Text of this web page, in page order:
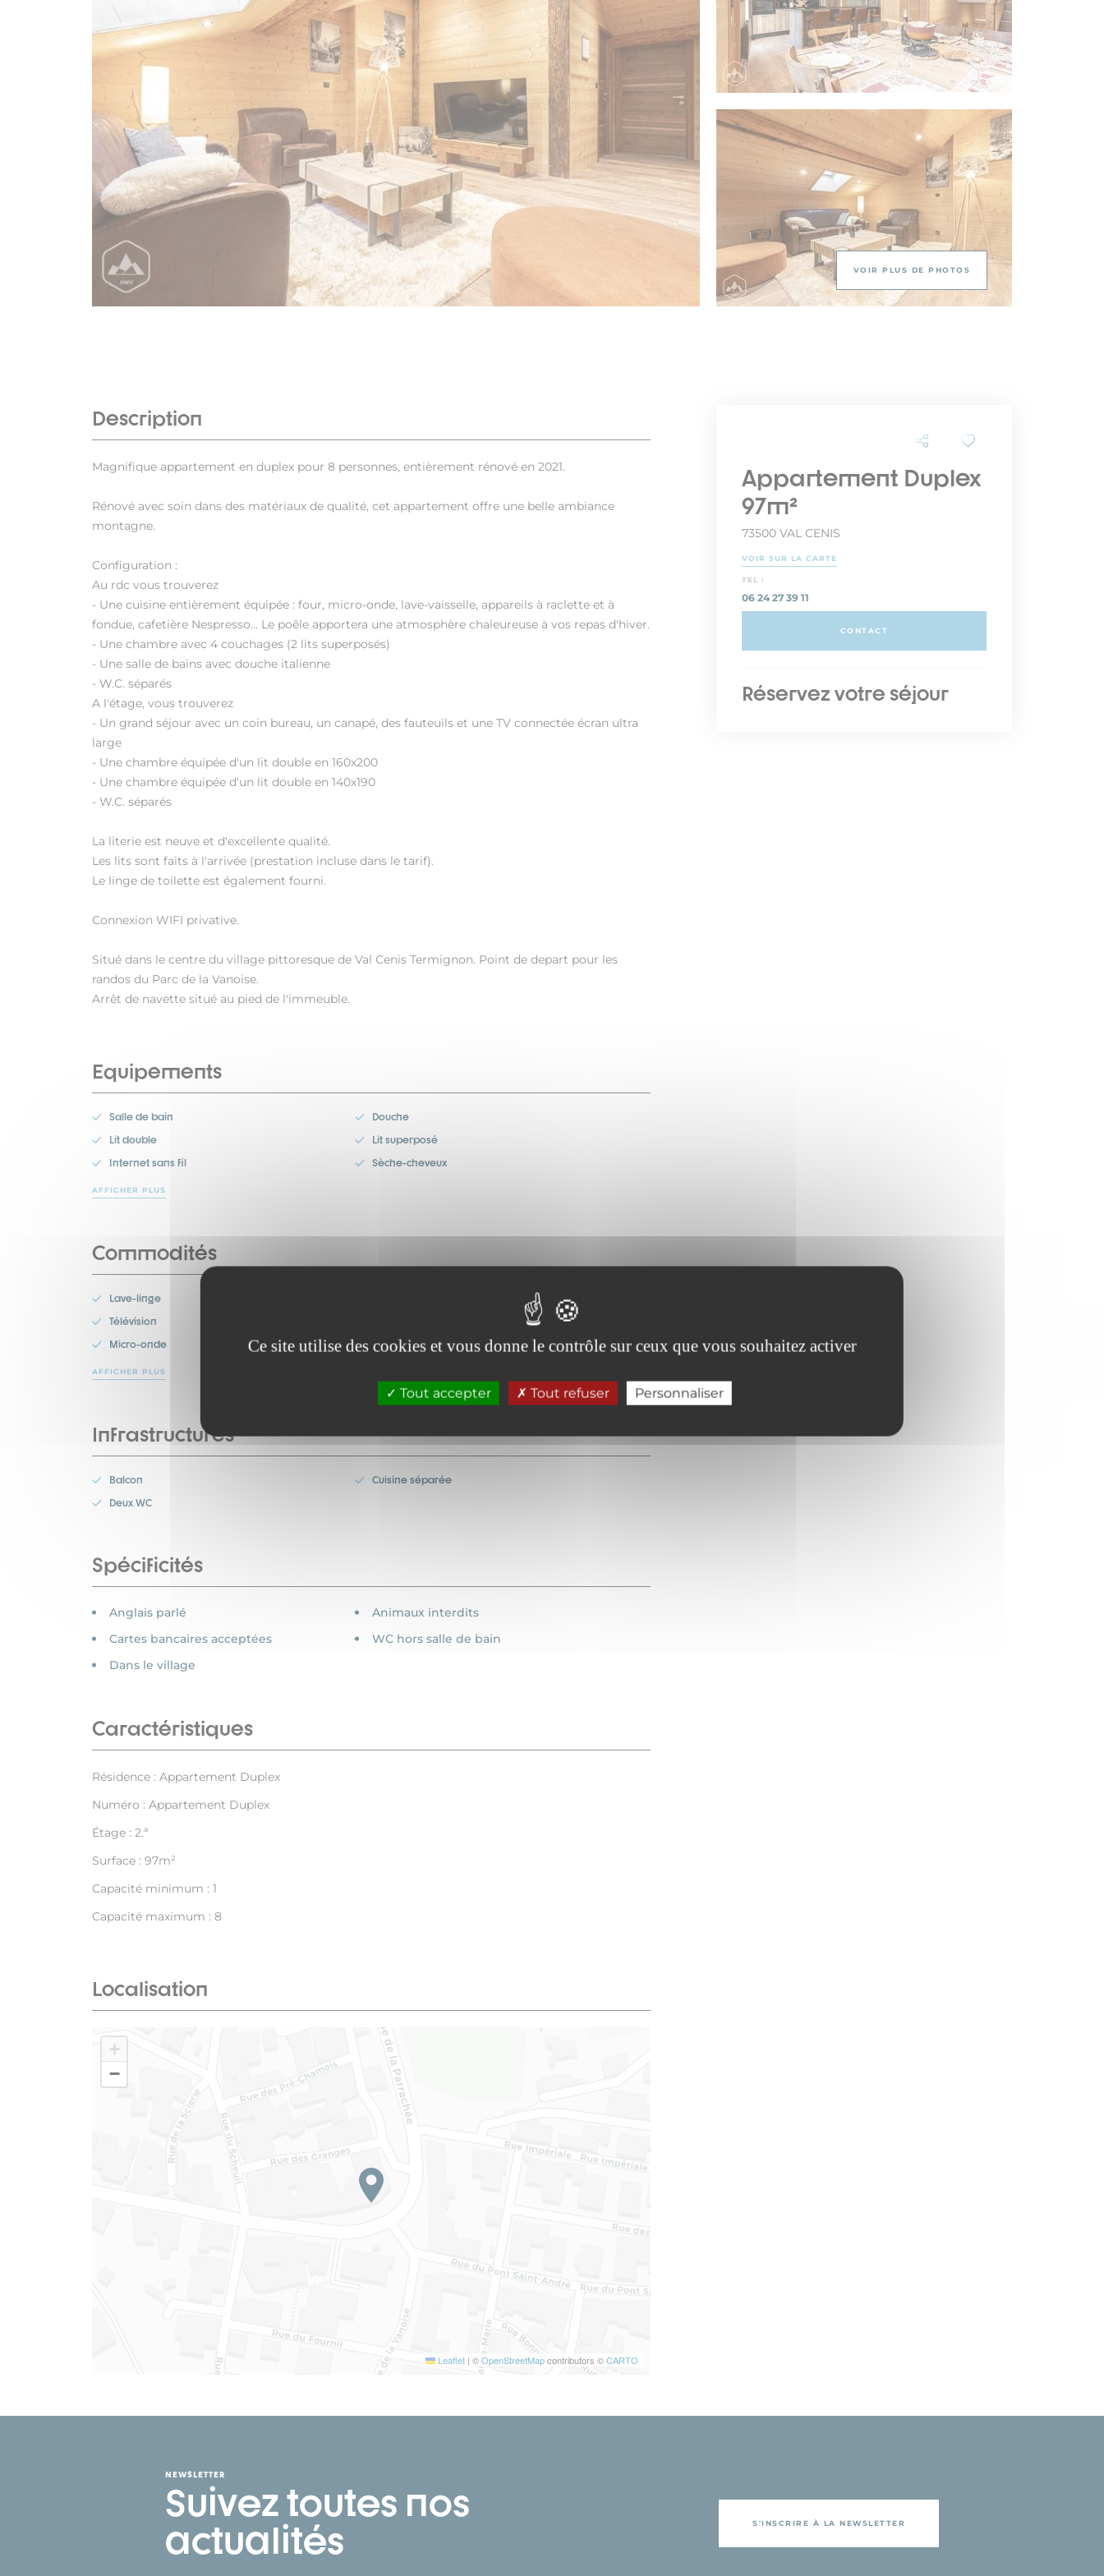
Ce site utilise des cookies et vous donne le contrôle sur ceux que vous souhaitez activer
Tout accepter Tout refuser Personnaliser
VOIR PLUS DE PHOTOS
Description
Magnifique appartement en duplex pour 8 personnes, entièrement rénové en 2021.
Rénové avec soin dans des matériaux de qualité, cet appartement offre une belle ambiance
montagne.
Configuration :
Au rdc vous trouverez
- Une cuisine entièrement équipée : four, micro-onde, lave-vaisselle, appareils à raclette et à
fondue, cafetière Nespresso... Le poêle apportera une atmosphère chaleureuse à vos repas d'hiver.
- Une chambre avec 4 couchages (2 lits superposés)
- Une salle de bains avec douche italienne
- W.C. séparés
A l'étage, vous trouverez
- Un grand séjour avec un coin bureau, un canapé, des fauteuils et une TV connectée écran ultra
large
- Une chambre équipée d'un lit double en 160x200
- Une chambre équipée d'un lit double en 140x190
- W.C. séparés
La literie est neuve et d'excellente qualité.
Les lits sont faits à l'arrivée (prestation incluse dans le tarif).
Le linge de toilette est également fourni.
Connexion WIFI privative.
Situé dans le centre du village pittoresque de Val Cenis Termignon. Point de depart pour les
randos du Parc de la Vanoise.
Arrêt de navette situé au pied de l'immeuble.
Equipements
Salle de bain
Douche
Lit double
Lit superposé
Internet sans fil
Sèche-cheveux
AFFICHER PLUS
Commodités
Lave-linge
Télévision
Micro-onde
Congélateur
AFFICHER PLUS
Infrastructures
Balcon
Cuisine séparée
Deux WC
Spécificités
Anglais parlé
Animaux interdits
Cartes bancaires acceptées
WC hors salle de bain
Dans le village
Caractéristiques
Résidence : Appartement Duplex
Numéro : Appartement Duplex
Étage : 2.ª
Surface : 97m²
Capacité minimum : 1
Capacité maximum : 8
Localisation
+
−
Leaflet | ©OpenStreetMapcontributors ©CARTO
Appartement Duplex
97m²
73500 VAL CENIS
VOIR SUR LA CARTE
TEL :
06 24 27 39 11
CONTACT
Réservez votre séjour
NEWSLETTER
Suivez toutes nos
actualités
S'INSCRIRE À LA NEWSLETTER